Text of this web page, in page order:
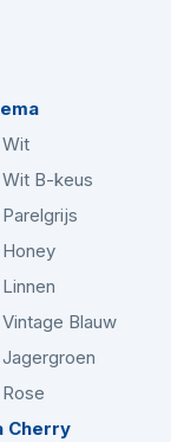
B-keus
Blauw
Cherry